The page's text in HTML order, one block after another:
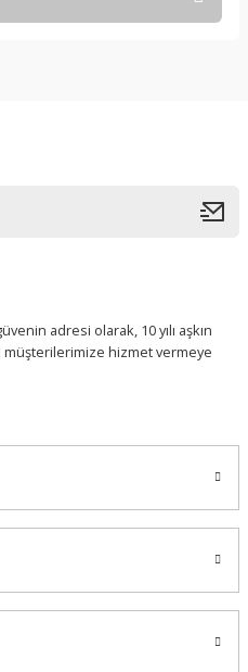
görüntülenemiyor.
adresi olarak, 10 yılı aşkın
hizmet vermeye